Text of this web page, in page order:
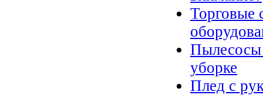
Торговые
уборке
Плед с